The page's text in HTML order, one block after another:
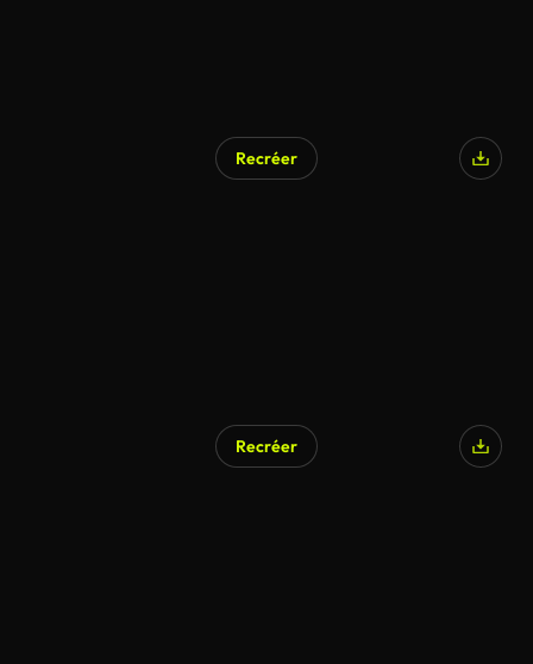
Recréer
Recréer